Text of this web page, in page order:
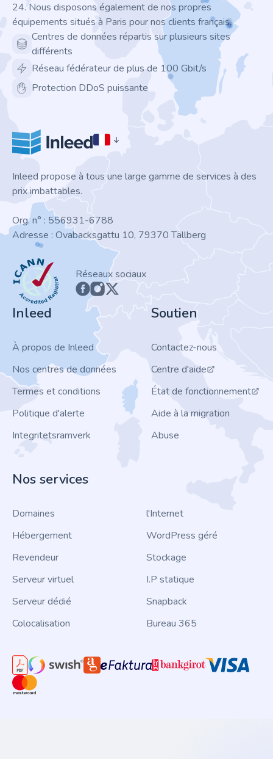
24. Nous disposons également de nos propres
équipements situés à Paris pour nos clients français.
Centres de données répartis sur plusieurs sites
différents
Réseau fédérateur de plus de 100 Gbit/s
Protection DDoS puissante
Inleed propose à tous une large gamme de services à des
prix imbattables.
Org. n° : 556931-6788
Adresse : Ovabacksgattu 10, 79370 Tällberg
ICANN
Réseaux sociaux
Inleed
À propos de Inleed
Nos centres de données
Termes et conditions
Politique d'alerte
Integritetsramverk
Soutien
Contactez-nous
Centre d'aide
État de fonctionnement
Aide à la migration
Abuse
Nos services
Domaines
Hébergement
Revendeur
Serveur virtuel
Serveur dédié
Colocalisation
l'Internet
WordPress géré
Stockage
I.P statique
Snapback
Bureau 365